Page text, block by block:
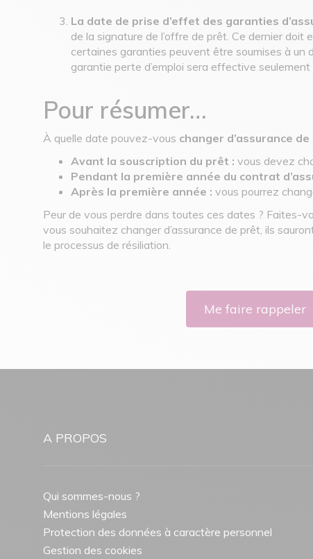
La date de prise d’effet des garanties
de la signature de l’offre de prêt. Ce dernier
certaines garanties peuvent être soumises à un
garantie perte d’emploi sera effective seulement
Pour résumer…
À quelle date pouvez-vous changer d’assurance
Avant la souscription du prêt : vous devez
Pendant la première année du contrat
Après la première année : vous pourrez
Peur de vous perdre dans toutes ces dates ? Faites-
vous souhaitez changer d’assurance de prêt, ils
le processus de résiliation.
Me faire rappeler
A PROPOS
Qui sommes-nous ?
Mentions légales
Protection des données à caractère personnel
Gestion des cookies